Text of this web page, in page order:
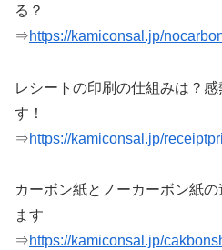
る？
⇒https://kamiconsal.jp/
レシートの印刷の仕組みは？
す！
⇒https://kamiconsal.jp/
カーボン紙とノーカーボン紙
ます
⇒https://kamiconsal.jp/